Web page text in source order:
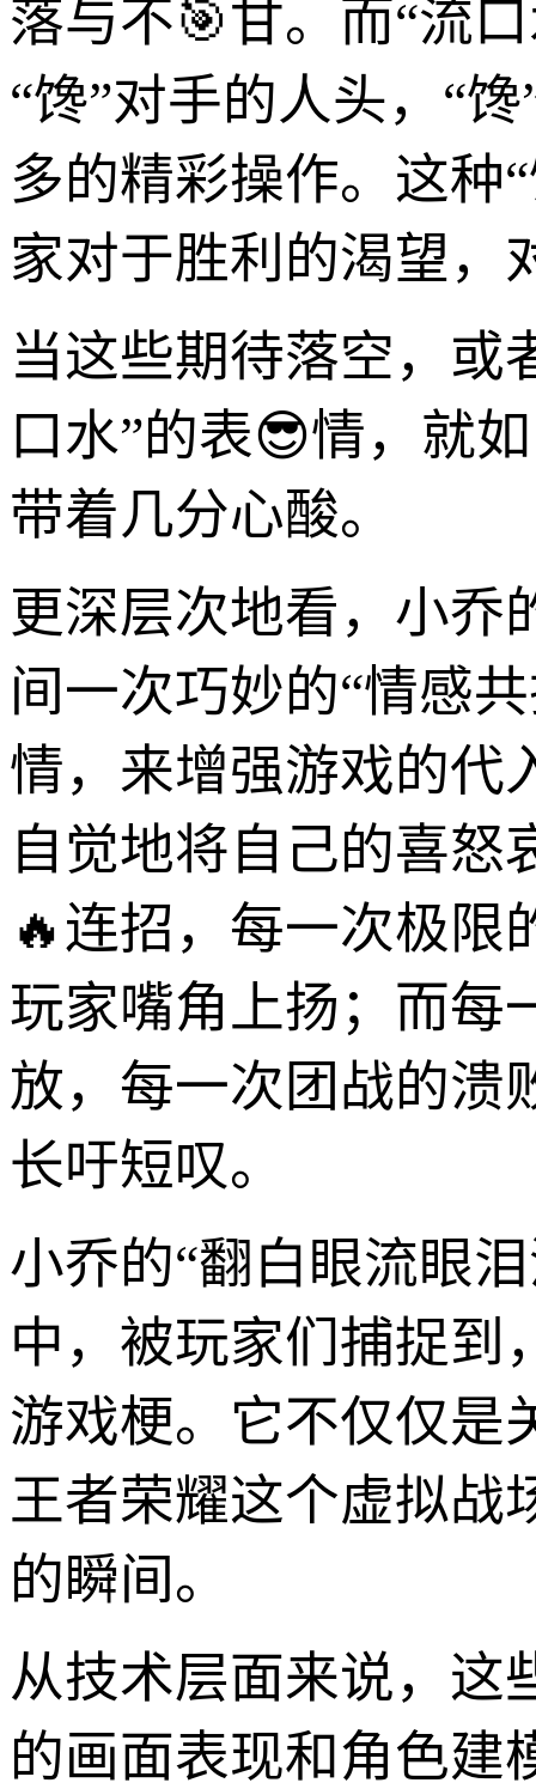
落与不🎯甘。而“流
“馋”对手的人头，“
多的精彩操作。这种
家对于胜利的渴望，
当这些期待落空，或
口水”的表😎情，就
带着几分心酸。
更深层次地看，小乔
间一次巧妙的“情感
情，来增强游戏的代
自觉地将自己的喜怒
🔥连招，每一次极限
玩家嘴角上扬；而每
放，每一次团战的溃
长吁短叹。
小乔的“翻白眼流眼
中，被玩家们捕捉到
游戏梗。它不仅仅是
王者荣耀这个虚拟战
的瞬间。
从技术层面来说，这
的画面表现和角色建